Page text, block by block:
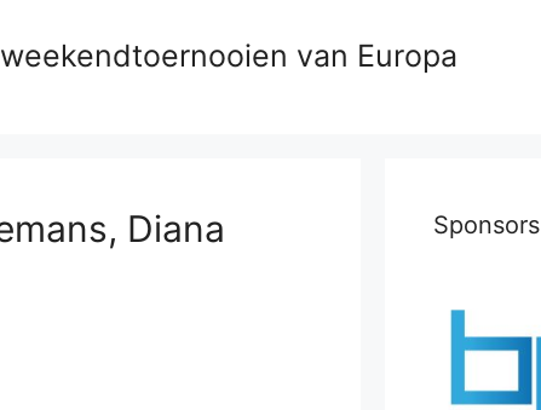
van Europa
Diana Sponsors